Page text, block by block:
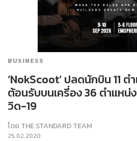
BUSINESS
‘NokScoot’ ปลดนักบิน 11
ต้อนรับบนเครี่อง 36 ตำแหน่ง
วิด-19
โดย THE STANDARD TEAM
25.02.2020